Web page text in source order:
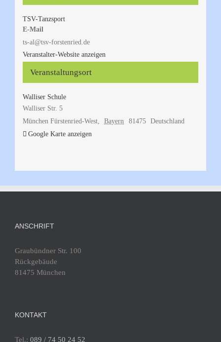
Veranstaltungsort
Walliser Schule
Walliser Str. 5
München Fürstenried-West, Bayern 81475
Deutschland
Google Karte anzeigen
TSV-Tanzsport
E-Mail
ts-al@tsv-forstenried.de
Veranstalter-Website anzeigen
ANSCHRIFT
Graubündner Str. 100
Rückgebäude
81475 München
KONTAKT
Tel.: 089 / 74 50 24 52